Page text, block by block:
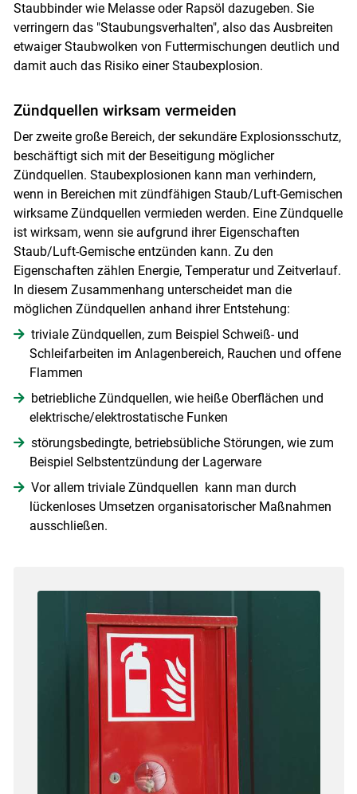
Staubbinder wie Melasse oder Rapsöl dazugeben. Sie
verringern das "Staubungsverhalten", also das Ausbreiten
etwaiger Staubwolken von Futtermischungen deutlich und
damit auch das Risiko einer Staubexplosion.
Zündquellen wirksam vermeiden
Der zweite große Bereich, der sekundäre Explosionsschutz,
beschäftigt sich mit der Beseitigung möglicher
Zündquellen. Staubexplosionen kann man verhindern,
wenn in Bereichen mit zündfähigen Staub/Luft-Gemischen
wirksame Zündquellen vermieden werden. Eine Zündquelle
ist wirksam, wenn sie aufgrund ihrer Eigenschaften
Staub/Luft-Gemische entzünden kann. Zu den
Eigenschaften zählen Energie, Temperatur und Zeitverlauf.
In diesem Zusammenhang unterscheidet man die
möglichen Zündquellen anhand ihrer Entstehung:
triviale Zündquellen, zum Beispiel Schweiß- und
Schleifarbeiten im Anlagenbereich, Rauchen und offene
Flammen
betriebliche Zündquellen, wie heiße Oberflächen und
elektrische/elektrostatische Funken
störungsbedingte, betriebsübliche Störungen, wie zum
Beispiel Selbstentzündung der Lagerware
Vor allem triviale Zündquellen kann man durch
lückenloses Umsetzen organisatorischer Maßnahmen
ausschließen.